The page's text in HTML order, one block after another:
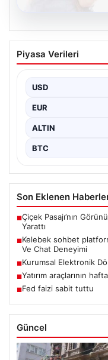
Kelebek
İletişimin
İnternet çağında
birçok…
Piyasa Verileri
USD
EUR
ALTIN
BTC
Son Eklenen
■Çiçek Pasajı’nın
Yarattı
■Kelebek sohbet
Ve Chat Deneyimi
■Kurumsal Elektronik
■Yatırım araçlarının
■Fed faizi sabit tuttu
Güncel